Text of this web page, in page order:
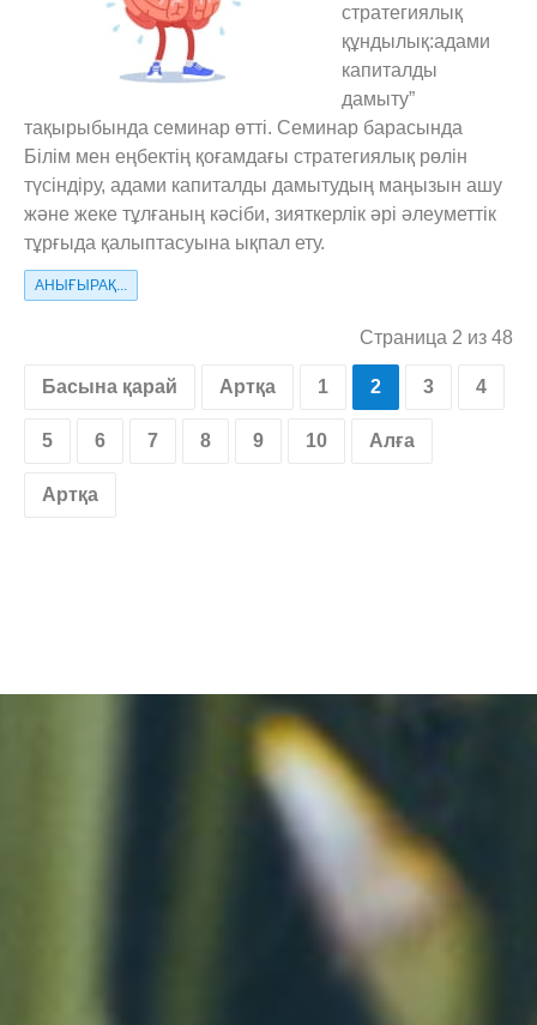
стратегиялық
құндылық:адами
капиталды
дамыту”
тақырыбында семинар өтті. Семинар барасында
Білім мен еңбектің қоғамдағы стратегиялық рөлін
түсіндіру, адами капиталды дамытудың маңызын ашу
және жеке тұлғаның кәсіби, зияткерлік әрі әлеуметтік
тұрғыда қалыптасуына ықпал ету.
АНЫҒЫРАҚ...
Страница 2 из 48
Басына қарай Артқа 1 2 3 4
5 6 7 8 9 10 Алға
Артқа